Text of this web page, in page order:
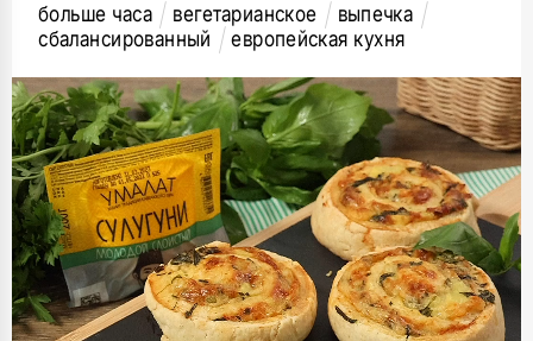
больше часа вегетарианское
выпечка
сбалансированный
европейская кухня